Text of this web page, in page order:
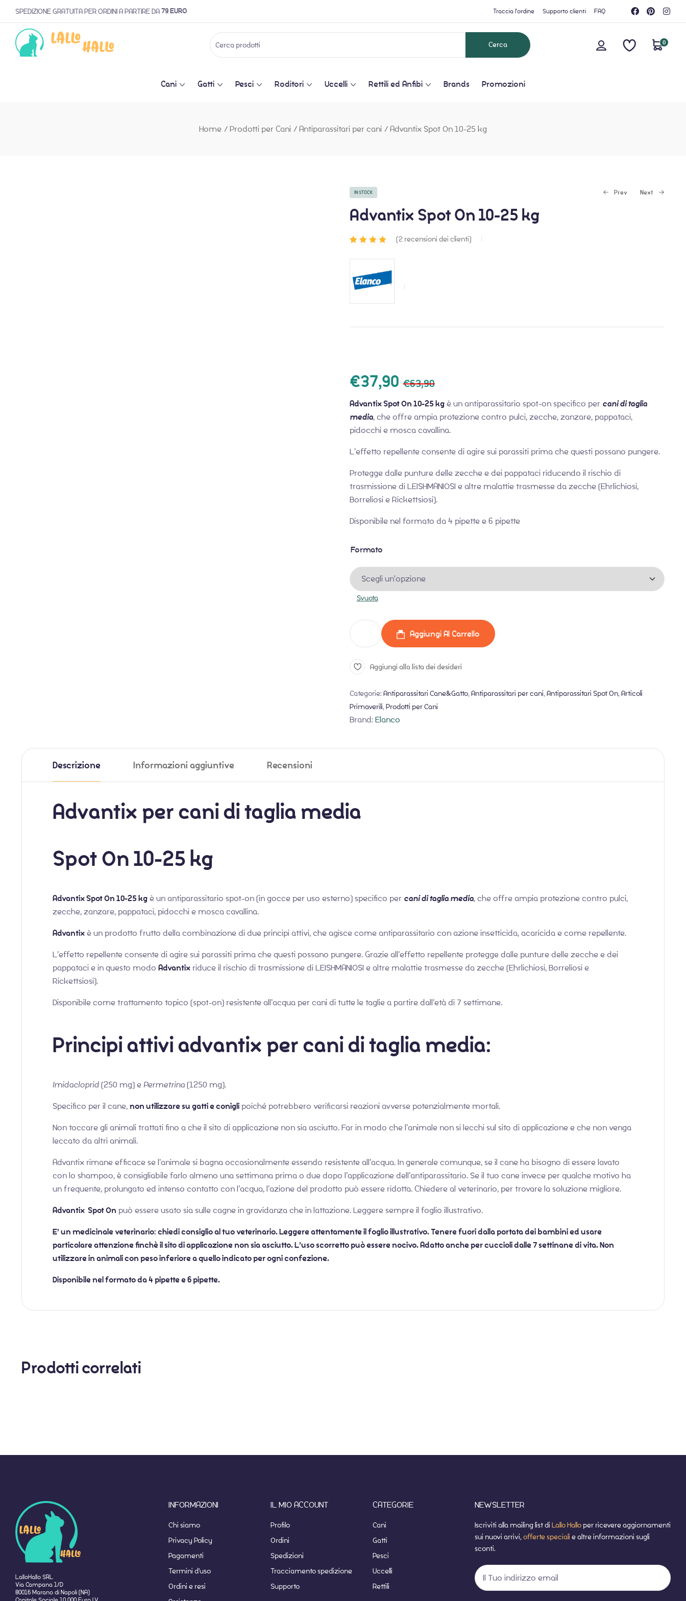
SPEDIZIONE GRATUITA PER ORDINI A PARTIRE DA79 EURO Traccia l'ordine Supporto clienti FAQ
0
Cani Gatti Pesci Roditori Uccelli Rettili ed Anfibi Brands Promozioni
Home / Prodotti per Cani / Antiparassitari per cani / Advantix Spot On 10-25 kg
IN STOCK Prev Next
Advantix Spot On 10-25 kg
su 5 su
base di
recensioni
(2 recensioni dei clienti)
€63,90
€37,90
Advantix Spot On 10-25 kgè un antiparassitario spot-on specifico per cani di taglia
media,che offre ampia protezione contro pulci, zecche, zanzare, pappataci,
pidocchi e mosca cavallina.
L’effetto repellente consente di agire sui parassiti prima che questi possano pungere.
Protegge dalle punture delle zecche e dei pappataci riducendo il rischio di
trasmissione di LEISHMANIOSI e altre malattie trasmesse da zecche (Ehrlichiosi,
Borreliosi e Rickettsiosi).
Disponibile nel formato da 4 pipette e 6 pipette
Formato
Svuota
Aggiungi Al Carrello
Aggiungi alla lista dei desideri
Categorie: Antiparassitari Cane&Gatto, Antiparassitari per cani, Antiparassitari Spot On, Articoli
Primaverili, Prodotti per Cani
Brand:Elanco
Descrizione Informazioni aggiuntive Recensioni
Advantix per cani di taglia media
Spot On 10-25 kg
Advantix Spot On 10-25 kgè un antiparassitario spot-on (in gocce per uso esterno) specifico per cani di taglia media,che offre ampia protezione contro pulci,
zecche, zanzare, pappataci, pidocchi e mosca cavallina.
Advantixè un prodotto frutto della combinazione di due principi attivi, che agisce come antiparassitario con azione insetticida, acaricida e come repellente.
L’effetto repellente consente di agire sui parassiti prima che questi possano pungere. Grazie all’effetto repellente protegge dalle punture delle zecche e dei
pappataci e in questo modo Advantixriduce il rischio di trasmissione di LEISHMANIOSI e altre malattie trasmesse da zecche (Ehrlichiosi, Borreliosi e
Rickettsiosi).
Disponibile come trattamento topico (spot-on) resistente all’acqua per cani di tutte le taglie a partire dall’età di 7 settimane.
Principi attivi advantix per cani di taglia media:
Imidacloprid(250 mg) e Permetrina(1250 mg).
Specifico per il cane,non utilizzare su gatti e coniglipoiché potrebbero verificarsi reazioni avverse potenzialmente mortali.
Non toccare gli animali trattati fino a che il sito di applicazione non sia asciutto. Far in modo che l’animale non si lecchi sul sito di applicazione e che non venga
leccato da altri animali.
Advantix rimane efficace se l’animale si bagna occasionalmente essendo resistente all’acqua. In generale comunque, se il cane ha bisogno di essere lavato
con lo shampoo, è consigliabile farlo almeno una settimana prima o due dopo l’applicazione dell’antiparassitario. Se il tuo cane invece per qualche motivo ha
un frequente, prolungato ed intenso contatto con l’acqua, l’azione del prodotto può essere ridotta. Chiedere al veterinario, per trovare la soluzione migliore.
Advantix Spot On può essere usato sia sulle cagne in gravidanza che in lattazione. Leggere sempre il foglio illustrativo.
E’ un medicinale veterinario: chiedi consiglio al tuo veterinario. Leggere attentamente il foglio illustrativo. Tenere fuori dalla portata dei bambini ed usare
particolare attenzione finchè il sito di applicazione non sia asciutto. L’uso scorretto può essere nocivo. Adatto anche per cuccioli dalle 7 settinane di vita. Non
utilizzare in animali con peso inferiore a quello indicato per ogni confezione.
Disponibile nel formato da 4 pipette e 6 pipette.
Prodotti correlati
LalloHallo SRL
Via Campana 1/D
80016 Marano di Napoli (NA)
INFORMAZIONI
Chi siamo
Privacy Policy
Pagamenti
Termini d'uso
Ordini e resi
IL MIO ACCOUNT
Profilo
Ordini
Spedizioni
Tracciamento spedizione
Supporto
CATEGORIE
Cani
Gatti
Pesci
Uccelli
Rettili
NEWSLETTER
Iscriviti alla mailing list di Lallo Halloper ricevere aggiornamenti
sui nuovi arrivi,offerte speciali e altre informazioni sugli
sconti.